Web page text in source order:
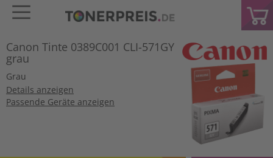
Canon Tinte 0389C001 CLI-571GY
grau
Grau
Details anzeigen
Passende Geräte anzeigen